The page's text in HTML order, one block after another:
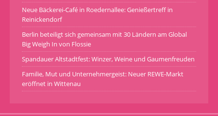
Neue Bäckerei-Café in Roedernallee: Genießertreff in
Reinickendorf
Berlin beteiligt sich gemeinsam mit 30 Ländern am Global
Big Weigh In von Flossie
Spandauer Altstadtfest: Winzer, Weine und Gaumenfreuden
Familie, Mut und Unternehmergeist: Neuer REWE-Markt
eröffnet in Wittenau